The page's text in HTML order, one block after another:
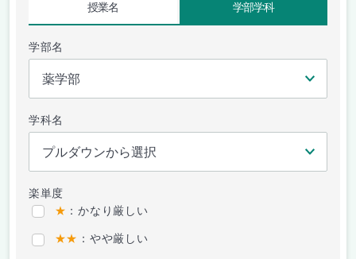
授業名 学部学科
学部名
学科名
楽単度
★ ：かなり厳しい
★★ ：やや厳しい